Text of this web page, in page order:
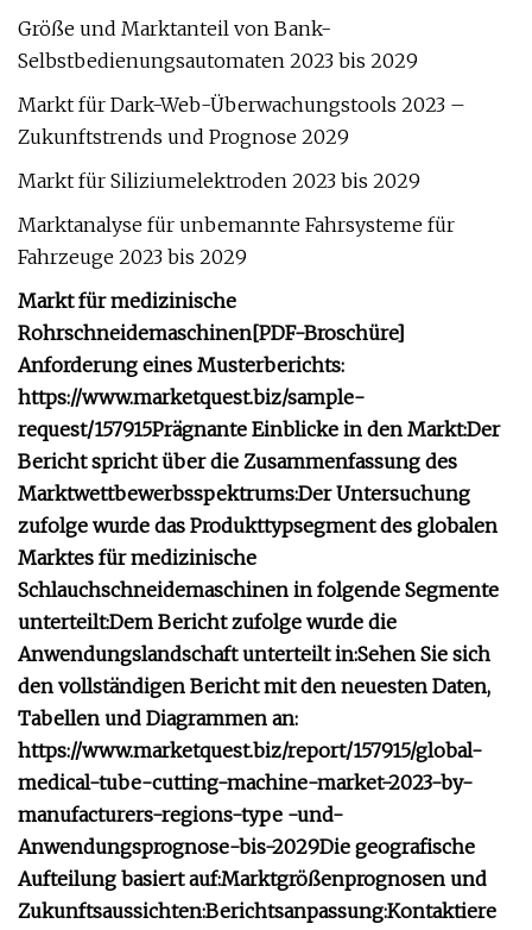
Größe und Marktanteil von Bank-
Selbstbedienungsautomaten 2023 bis 2029
Markt für Dark-Web-Überwachungstools 2023 –
Zukunftstrends und Prognose 2029
Markt für Siliziumelektroden 2023 bis 2029
Marktanalyse für unbemannte Fahrsysteme für
Fahrzeuge 2023 bis 2029
Markt für medizinische
Rohrschneidemaschinen[PDF-Broschüre]
Anforderung eines Musterberichts:
https://www.marketquest.biz/sample-
request/157915Prägnante Einblicke in den Markt:Der
Bericht spricht über die Zusammenfassung des
Marktwettbewerbsspektrums:Der Untersuchung
zufolge wurde das Produkttypsegment des globalen
Marktes für medizinische
Schlauchschneidemaschinen in folgende Segmente
unterteilt:Dem Bericht zufolge wurde die
Anwendungslandschaft unterteilt in:Sehen Sie sich
den vollständigen Bericht mit den neuesten Daten,
Tabellen und Diagrammen an:
https://www.marketquest.biz/report/157915/global-
medical-tube-cutting-machine-market-2023-by-
manufacturers-regions-type -und-
Anwendungsprognose-bis-2029Die geografische
Aufteilung basiert auf:Marktgrößenprognosen und
Zukunftsaussichten:Berichtsanpassung:Kontaktiere